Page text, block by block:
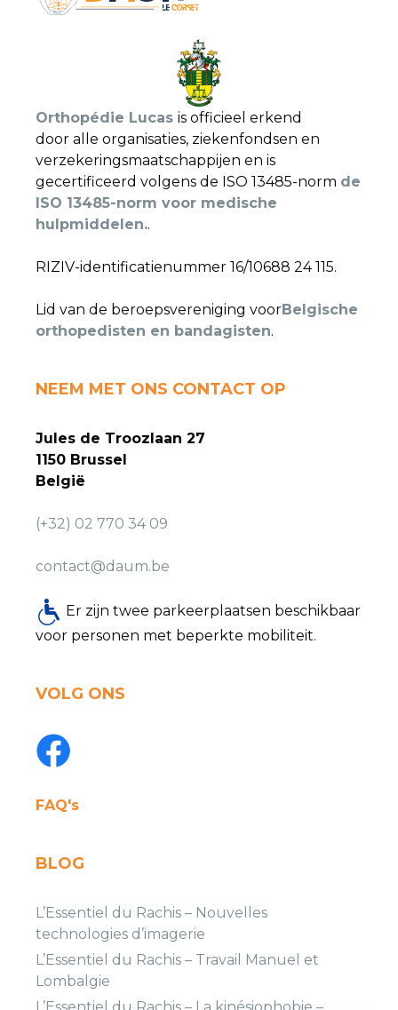
Orthopédie Lucas is officieel erkend
door alle organisaties, ziekenfondsen en
verzekeringsmaatschappijen en is
gecertificeerd volgens de ISO 13485-norm de
ISO 13485-norm voor medische
hulpmiddelen..
RIZIV-identificatienummer 16/10688 24 115.
Lid van de beroepsvereniging voorBelgische
orthopedisten en bandagisten.
NEEM MET ONS CONTACT OP
Jules de Troozlaan 27
1150 Brussel
België
(+32) 02 770 34 09
contact@daum.be
Er zijn twee parkeerplaatsen beschikbaar
voor personen met beperkte mobiliteit.
VOLG ONS
FAQ's
BLOG
L’Essentiel du Rachis – Nouvelles
technologies d’imagerie
L’Essentiel du Rachis – Travail Manuel et
Lombalgie
L’Essentiel du Rachis – La kinésiophobie –